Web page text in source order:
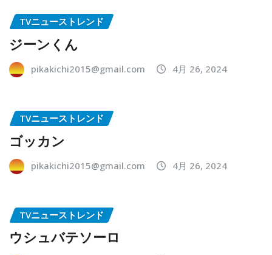
TVニューストレンド
ジーンくん
pikakichi2015@gmail.com 4月 26, 2024
TVニューストレンド
ゴッカン
pikakichi2015@gmail.com 4月 26, 2024
TVニューストレンド
ウシュバテソーロ